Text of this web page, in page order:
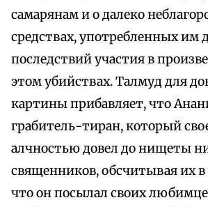
самарянам и о далеко
средствах, употребленных им
последствий участия в
этом убийствах. Талмуд для
картины прибавляет, что
грабитель-тиран, который
алчностью довел до нищеты
священников, обсчитывая их в
что он посылал своих